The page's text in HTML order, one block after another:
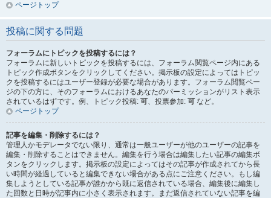
ページトップ
投稿に関する問題
フォーラムにトピックを投稿するには？
フォーラムに新しいトピックを投稿するには、フォーラム閲覧ページ内にある
トピック作成ボタンをクリックしてください。掲示板の設定によってはトピッ
クを投稿するにはユーザー登録が必要な場合があります。フォーラム閲覧ペー
ジの下の方に、そのフォーラムにおけるあなたのパーミッションがリスト表示
されているはずです。例、トピック投稿: 可、投票参加: 可 など。
ページトップ
記事を編集・削除するには？
管理人かモデレータでない限り、通常は一般ユーザーが他のユーザーの記事を
編集・削除することはできません。編集を行う場合は編集したい記事の編集ボ
タンをクリックします。掲示板の設定によってはその記事が作成されてから長
い時間が経過していると編集できない場合がある点にご注意ください。もし編
集しようとしている記事が誰かから既に返信されている場合、編集後に編集し
た回数と日時が記事内に小さく表示されます。まだ返信されていない記事を編